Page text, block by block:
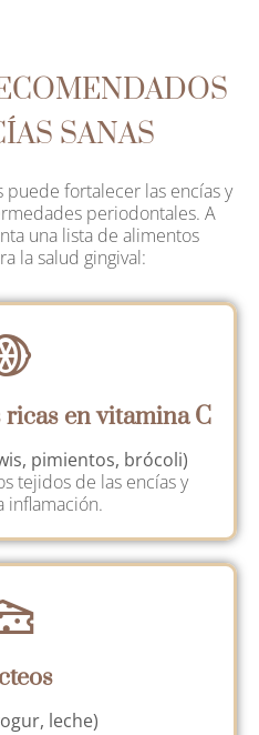
SANAS
fortalecer las encías y
periodontales. A
una lista de alimentos
la salud gingival:
en vitamina C
pimientos, brócoli)
tejidos de las encías y
inflamación.
leche)